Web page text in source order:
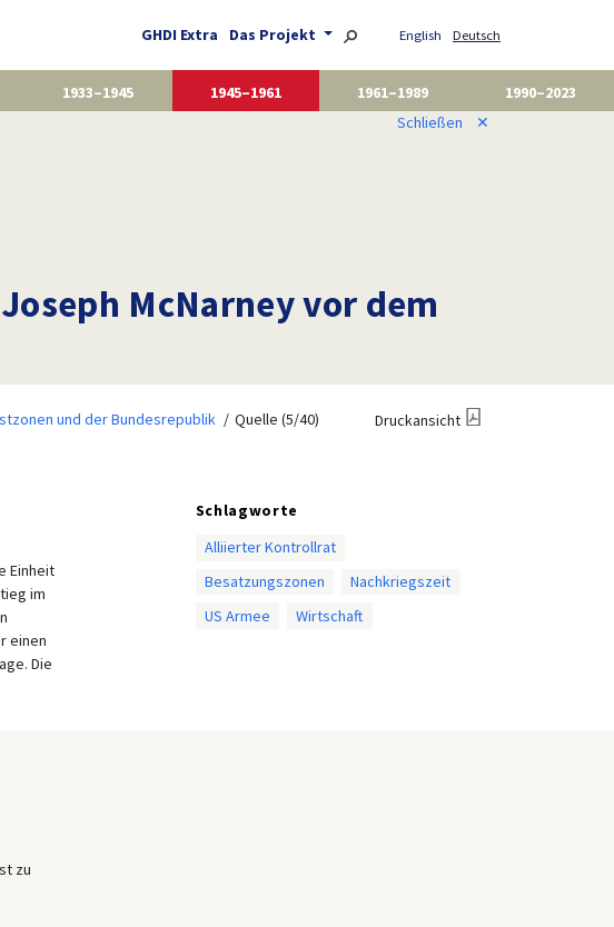
GHDI Extra Das Projekt English Deutsch
1933–1945 1945–1961 1961–1989
1990–2023
Schließen ✕
McNarney vor dem
und der Bundesrepublik Quelle (5/40) Druckansicht
Einheit
im
einen
Die
Schlagworte
Alliierter Kontrollrat
Besatzungszonen
Nachkriegszeit
US Armee
Wirtschaft
zu